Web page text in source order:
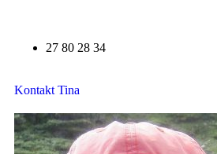
27 80 28 34
Kontakt Tina